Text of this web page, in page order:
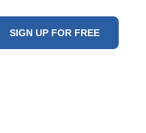
SIGN UP FOR FREE